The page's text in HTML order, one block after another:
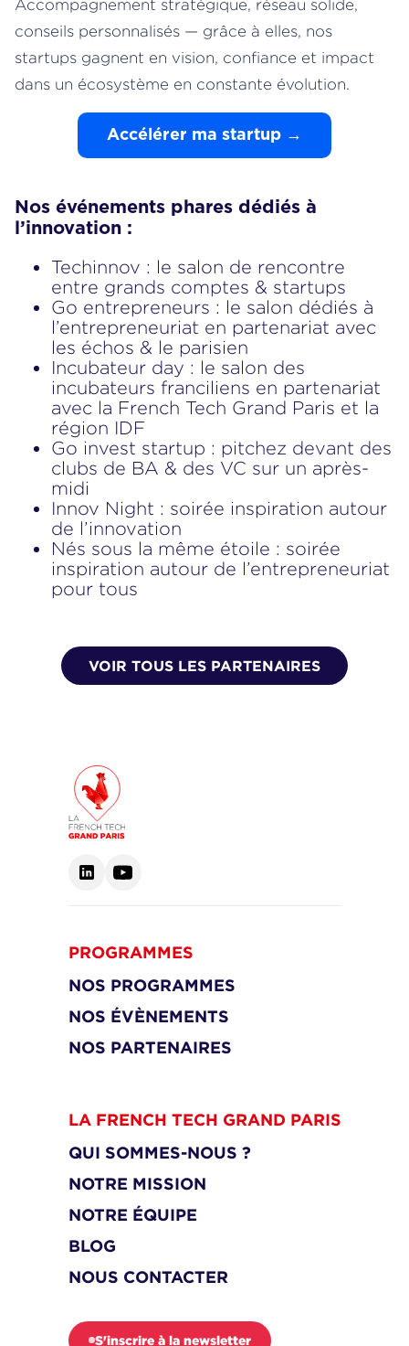
Accompagnement stratégique, réseau solide,
conseils personnalisés — grâce à elles, nos
startups gagnent en vision, confiance et impact
dans un écosystème en constante évolution.
Accélérer ma startup →
Nos événements phares dédiés à
l’innovation :
Techinnov : le salon de rencontre
entre grands comptes & startups
Go entrepreneurs : le salon dédiés à
l’entrepreneuriat en partenariat avec
les échos & le parisien
Incubateur day : le salon des
incubateurs franciliens en partenariat
avec la French Tech Grand Paris et la
région IDF
Go invest startup : pitchez devant des
clubs de BA & des VC sur un après-
midi
Innov Night : soirée inspiration autour
de l’innovation
Nés sous la même étoile : soirée
inspiration autour de l’entrepreneuriat
pour tous
VOIR TOUS LES PARTENAIRES
PROGRAMMES
NOS PROGRAMMES
NOS ÉVÈNEMENTS
NOS PARTENAIRES
LA FRENCH TECH GRAND PARIS
QUI SOMMES-NOUS ?
NOTRE MISSION
NOTRE ÉQUIPE
BLOG
NOUS CONTACTER
S'inscrire à la newsletter